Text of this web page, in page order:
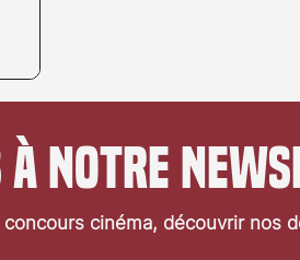
à notre
cinéma, découvrir